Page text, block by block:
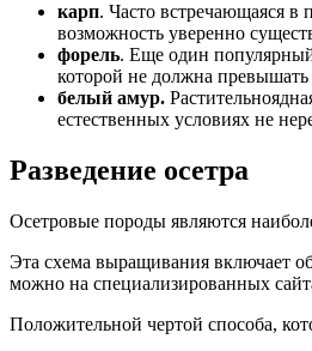
карп. Часто встречающаяся в
возможность уверенно
форель. Еще один
которой не должна
белый амур.
естественных условиях не
Разведение осетра
Осетровые породы являются
Эта схема выращивания включает
можно на специализированных
Положительной чертой способа,